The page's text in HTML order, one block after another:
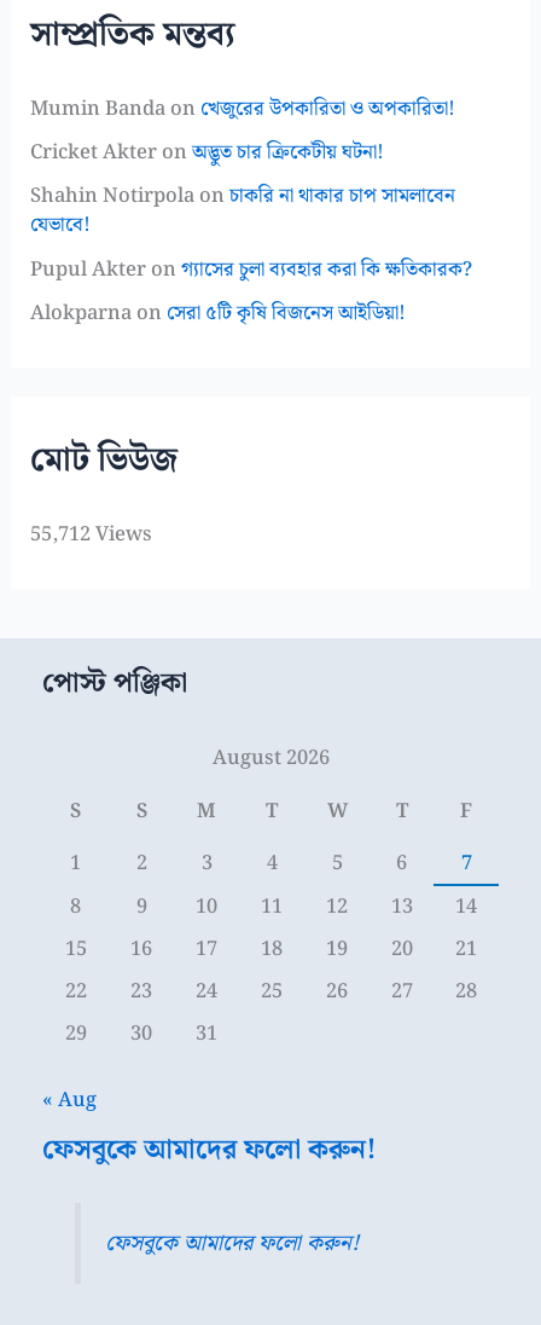
সাম্প্রতিক মন্তব্য
Mumin Bandaon খেজুরের উপকারিতা ও অপকারিতা!
Cricket Akteronঅদ্ভুত চার ক্রিকেটীয় ঘটনা!
Shahin Notirpolaonচাকরি না থাকার চাপ সামলাবেন
যেভাবে!
Pupul Akteronগ্যাসের চুলা ব্যবহার করা কি ক্ষতিকারক?
Alokparnaon সেরা ৫টি কৃষি বিজনেস আইডিয়া!
মোট ভিউজ
55,712 Views
পোস্ট পঞ্জিকা
August 2026
S
S M T W T
F
1
2 3 4 5 6
7
8
9 10 11 12 13
14
15
16 17 18 19 20
21
22
23 24 25 26 27
28
29
30 31
« Aug
ফেসবুকে আমাদের ফলো করুন!
ফেসবুকে আমাদের ফলো করুন!